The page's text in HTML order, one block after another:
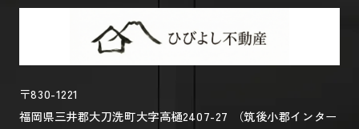
〒830-1221
福岡県三井郡大刀洗町大字高樋2407-27 （筑後小郡インター